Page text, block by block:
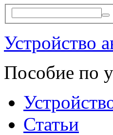
Устройство
Пособие по
Статьи